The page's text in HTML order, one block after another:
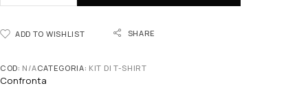
ADD TO WISHLIST SHARE
COD: N/ACATEGORIA: KIT DI T-SHIRT
Confronta